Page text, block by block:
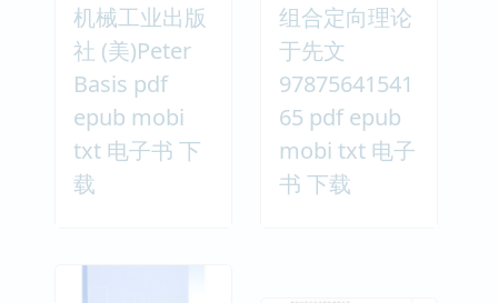
机械工业出版
社 (美)Peter
Basis pdf
epub mobi
txt 电子书 下
载
组合定向理论
于先文
97875641541
65 pdf epub
mobi txt 电子
书 下载